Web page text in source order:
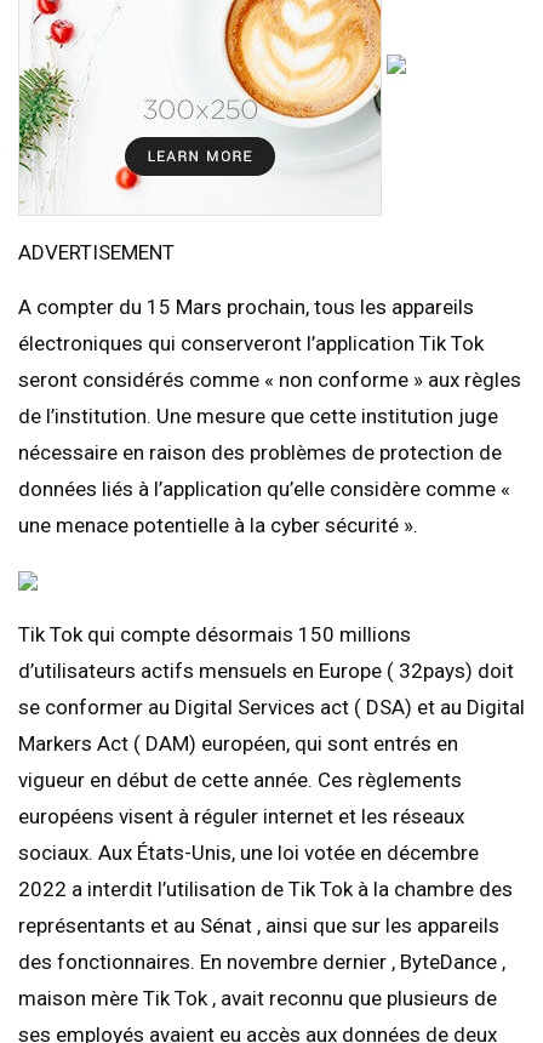
ADVERTISEMENT
A compter du 15 Mars prochain, tous les appareils
électroniques qui conserveront l’application Tik Tok
seront considérés comme « non conforme » aux règles
de l’institution. Une mesure que cette institution juge
nécessaire en raison des problèmes de protection de
données liés à l’application qu’elle considère comme «
une menace potentielle à la cyber sécurité ».
Tik Tok qui compte désormais 150 millions
d’utilisateurs actifs mensuels en Europe ( 32pays) doit
se conformer au Digital Services act ( DSA) et au Digital
Markers Act ( DAM) européen, qui sont entrés en
vigueur en début de cette année. Ces règlements
européens visent à réguler internet et les réseaux
sociaux. Aux États-Unis, une loi votée en décembre
2022 a interdit l’utilisation de Tik Tok à la chambre des
représentants et au Sénat , ainsi que sur les appareils
des fonctionnaires. En novembre dernier , ByteDance ,
maison mère Tik Tok , avait reconnu que plusieurs de
ses employés avaient eu accès aux données de deux